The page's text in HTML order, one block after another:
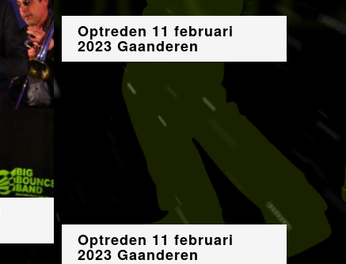
Optreden 11 februari
2023 Gaanderen
Optreden 11 februari
2023 Gaanderen